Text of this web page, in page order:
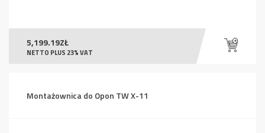
5,199.19ZŁ
NETTO PLUS 23% VAT
Montażownica do Opon TW X-11